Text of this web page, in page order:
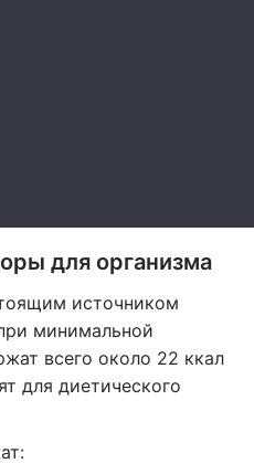
для организма
источником
минимальной
всего около 22 ккал
для диетического